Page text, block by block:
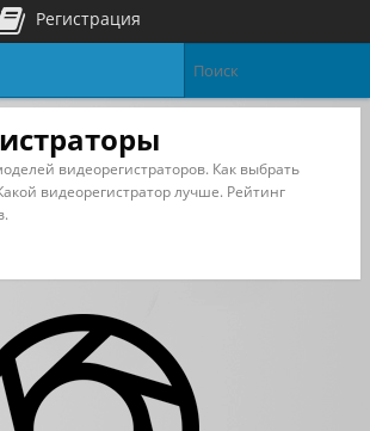
видеорегистраторов. Как выбрать
видеорегистратор лучше. Рейтинг
Регистрация